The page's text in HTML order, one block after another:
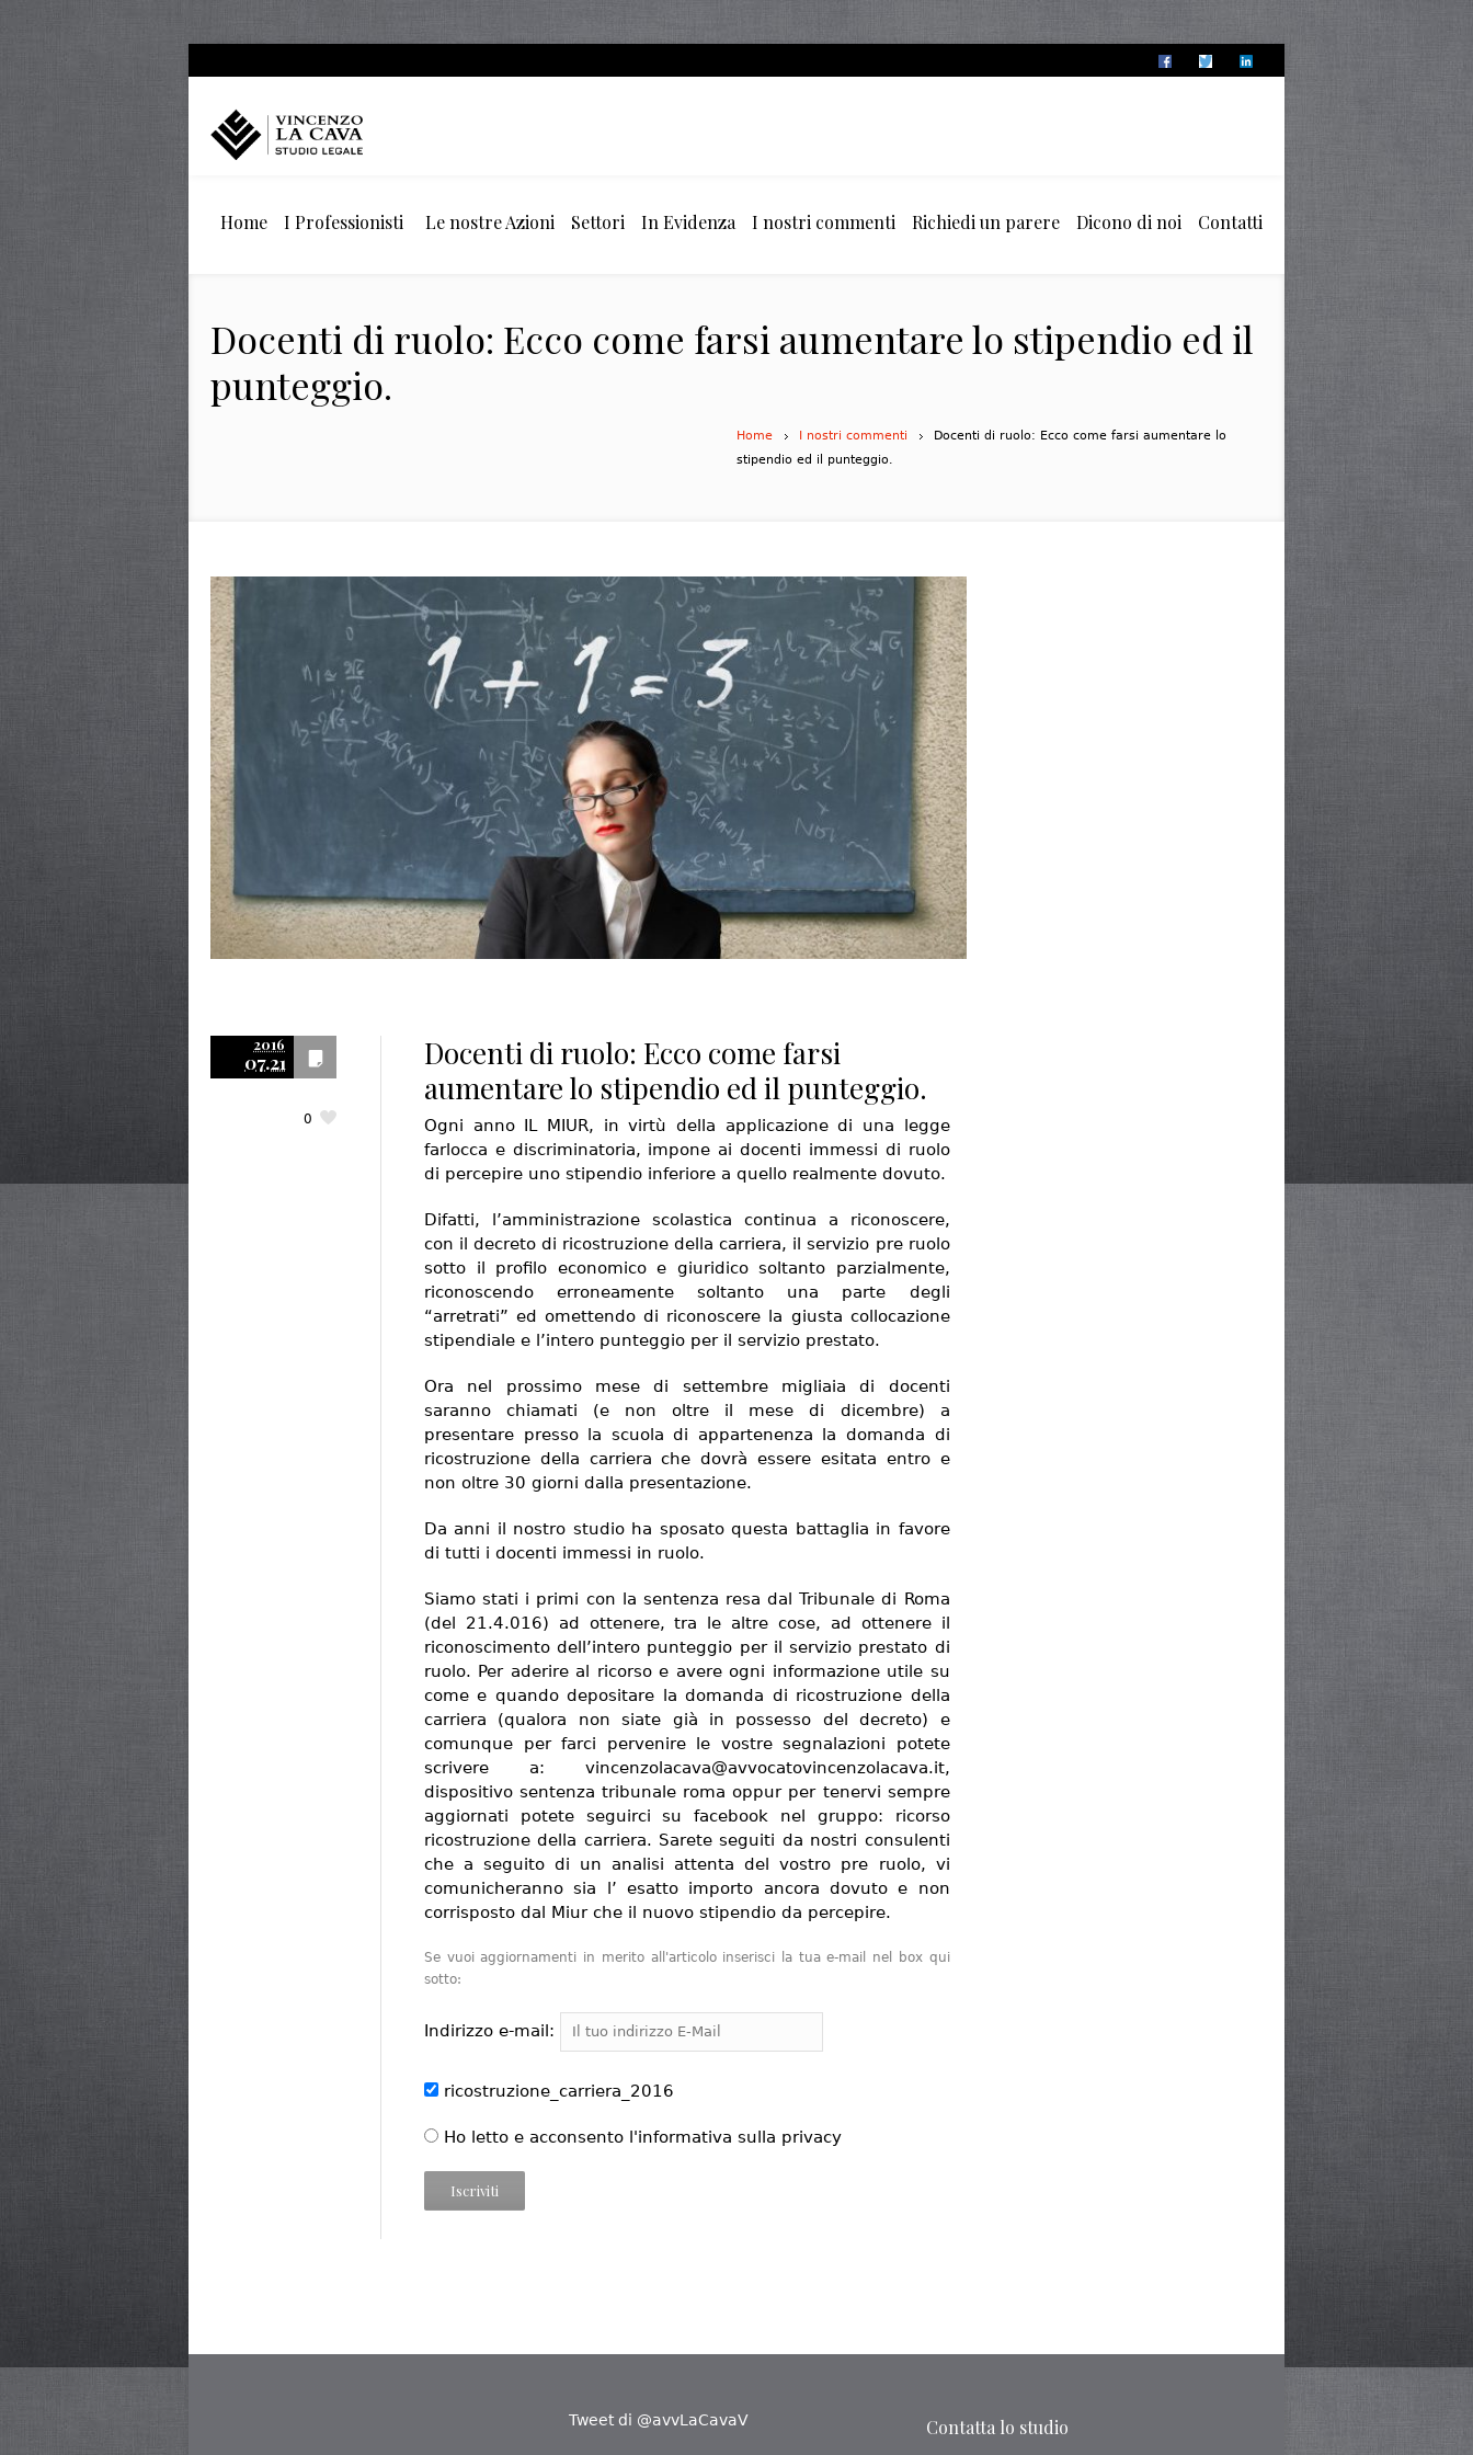
Home I Professionisti Le nostre Azioni Settori In Evidenza I nostri commenti Richiedi un parere Dicono di noi Contatti
Docenti di ruolo: Ecco come farsi aumentare lo stipendio ed il
punteggio.
Home I nostri commenti
Docenti di ruolo: Ecco come farsi aumentare lo
stipendio ed il punteggio.
2016
07.21
0
Docenti di ruolo: Ecco come farsi
aumentare lo stipendio ed il punteggio.
Ogni anno IL MIUR, in virtù della applicazione di una legge
farlocca e discriminatoria, impone ai docenti immessi di ruolo
di percepire uno stipendio inferiore a quello realmente dovuto.
Difatti, l’amministrazione scolastica continua a riconoscere,
con il decreto di ricostruzione della carriera, il servizio pre ruolo
sotto il profilo economico e giuridico soltanto parzialmente,
riconoscendo erroneamente soltanto una parte degli
“arretrati” ed omettendo di riconoscere la giusta collocazione
stipendiale e l’intero punteggio per il servizio prestato.
Ora nel prossimo mese di settembre migliaia di docenti
saranno chiamati (e non oltre il mese di dicembre) a
presentare presso la scuola di appartenenza la domanda di
ricostruzione della carriera che dovrà essere esitata entro e
non oltre 30 giorni dalla presentazione.
Da anni il nostro studio ha sposato questa battaglia in favore
di tutti i docenti immessi in ruolo.
Siamo stati i primi con la sentenza resa dal Tribunale di Roma
(del 21.4.016) ad ottenere, tra le altre cose, ad ottenere il
riconoscimento dell’intero punteggio per il servizio prestato di
ruolo. Per aderire al ricorso e avere ogni informazione utile su
come e quando depositare la domanda di ricostruzione della
carriera (qualora non siate già in possesso del decreto) e
comunque per farci pervenire le vostre segnalazioni potete
scrivere a: vincenzolacava@avvocatovincenzolacava.it,
dispositivo sentenza tribunale roma oppur per tenervi sempre
aggiornati potete seguirci su facebook nel gruppo: ricorso
ricostruzione della carriera. Sarete seguiti da nostri consulenti
che a seguito di un analisi attenta del vostro pre ruolo, vi
comunicheranno sia l’ esatto importo ancora dovuto e non
corrisposto dal Miur che il nuovo stipendio da percepire.
Se vuoi aggiornamenti in merito all'articolo inserisci la tua e-mail nel box qui
sotto:
Indirizzo e-mail:
ricostruzione_carriera_2016
Ho letto e acconsento l'informativa sulla privacy
Tweet di @avvLaCavaV Contatta lo studio